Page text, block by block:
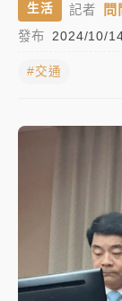
蔣萬安的建
要3件事
面手法 郭台
本周爆款短影
蔻蔡玉真開撕
生活 記者 問
發布 2024/10/
#交通